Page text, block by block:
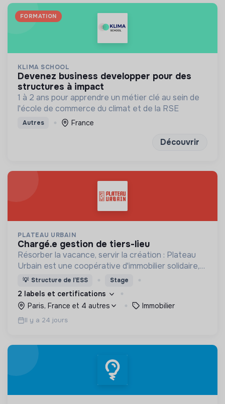
FORMATION
KLIMA SCHOOL
devenez business developper pour des
structures à impact
1 à 2 ans pour apprendre un métier clé au sein de
l'école de commerce du climat et de la RSE
Autres France
Découvrir
PLATEAU URBAIN
chargé.e gestion de tiers-lieu
Résorber la vacance, servir la création : Plateau
Urbain est une coopérative d'immobilier solidaire,
spécialisée dans le montage et la gestion
d'occupations temporaires de bâtiments vacants
💡 Structure de l’ESS Stage
2 labels et certifications
Paris, France et 4 autres
Immobilier
Il y a 24 jours